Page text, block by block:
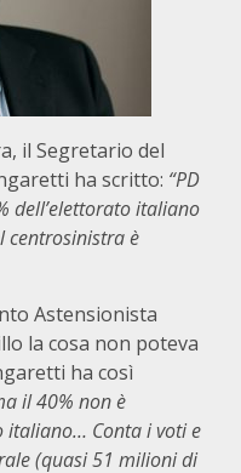
il Segretario del
ha scritto: “PD
dell’elettorato italiano
centrosinistra è
Astensionista
la cosa non poteva
ha così
il 40% non è
italiano… Conta i voti e
(quasi 51 milioni di